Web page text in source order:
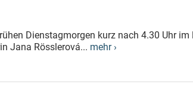
Dienstagmorgen kurz nach 4.30 Uhr im
Jana Rösslerová... mehr ›